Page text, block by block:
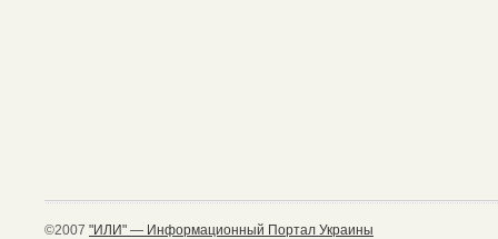
©2007 "ИЛИ" — Информационный Портал Украины